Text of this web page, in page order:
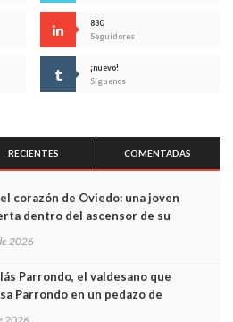
830
Seguidores
¡nuevo!
Síguenos
RECIENTES COMENTADAS
corazón de Oviedo: una joven
dentro del ascensor de su
captan sus últimos minutos
2026
Parrondo, el valdesano que
Parrondo en un pedazo de